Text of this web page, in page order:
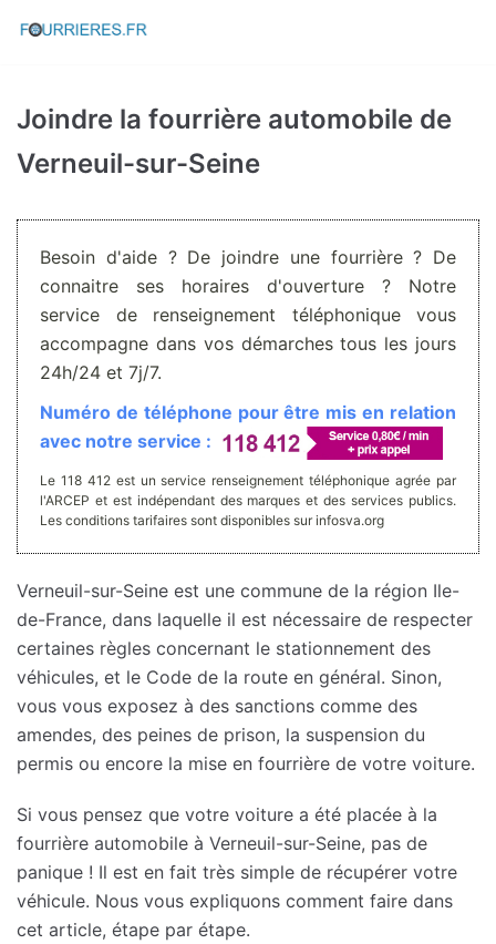
Aller
Joindre la fourrière automobile de
Verneuil-sur-Seine
Besoin d'aide ? De joindre une fourrière ? De
connaitre ses horaires d'ouverture ? Notre
service de renseignement téléphonique vous
accompagne dans vos démarches tous les jours
24h/24 et 7j/7.
Numéro de téléphone pour être mis en relation
avec notre service :
Le 118 412 est un service renseignement téléphonique agrée par
l'ARCEP et est indépendant des marques et des services publics.
Les conditions tarifaires sont disponibles sur infosva.org
Verneuil-sur-Seine est une commune de la région Ile-
de-France, dans laquelle il est nécessaire de respecter
certaines règles concernant le stationnement des
véhicules, et le Code de la route en général. Sinon,
vous vous exposez à des sanctions comme des
amendes, des peines de prison, la suspension du
permis ou encore la mise en fourrière de votre voiture.
Si vous pensez que votre voiture a été placée à la
fourrière automobile à Verneuil-sur-Seine, pas de
panique ! Il est en fait très simple de récupérer votre
véhicule. Nous vous expliquons comment faire dans
cet article, étape par étape.